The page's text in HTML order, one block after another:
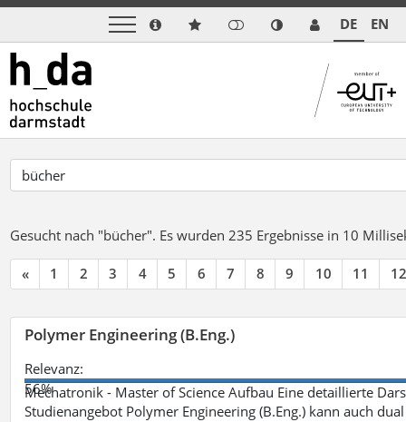
DE EN
Gesucht nach "bücher". Es wurden 235 Ergebnisse in 10
« 1 2 3 4 5 6 7 8 9 10 11 12
Polymer Engineering (B.Eng.)
Relevanz:
56%
Mechatronik - Master of Science Aufbau Eine detaillierte
Studienangebot Polymer Engineering (B.Eng.) kann auch